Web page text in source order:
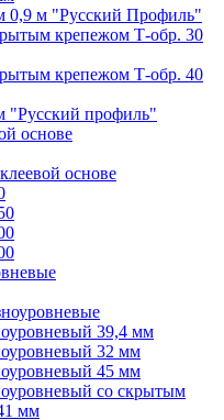
0,9 м "Русский Профиль"
крепежом Т-обр. 30
крепежом Т-обр. 40
"Русский профиль"
основе
основе
39,4 мм
32 мм
45 мм
со скрытым
мм